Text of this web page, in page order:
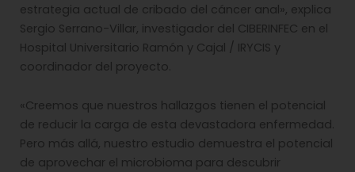
estrategia actual de cribado del cáncer anal», explica
Sergio Serrano-Villar, investigador del CIBERINFEC en el
Hospital Universitario Ramón y Cajal / IRYCIS y
coordinador del proyecto.
«Creemos que nuestros hallazgos tienen el potencial
de reducir la carga de esta devastadora enfermedad.
Pero más allá, nuestro estudio demuestra el potencial
de aprovechar el microbioma para descubrir